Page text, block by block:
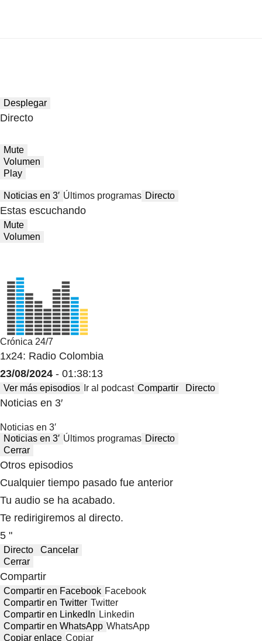
Desplegar
Directo
Mute
Volumen
Play
Noticias en 3′ Últimos programas Directo
Estas escuchando
Mute
Volumen
Crónica 24/7
1x24: Radio Colombia
23/08/2024 - 01:38:13
Ver más episodios Ir al podcast Compartir Directo
Noticias en 3′
Noticias en 3′
Noticias en 3′ Últimos programas Directo
Cerrar
Otros episodios
Cualquier tiempo pasado fue anterior
Tu audio se ha acabado.
Te redirigiremos al directo.
5 "
Directo
Cancelar
Cerrar
Compartir
Compartir en Facebook Facebook
Compartir en Twitter Twitter
Compartir en LinkedIn Linkedin
Compartir en WhatsApp WhatsApp
Copiar enlace Copiar